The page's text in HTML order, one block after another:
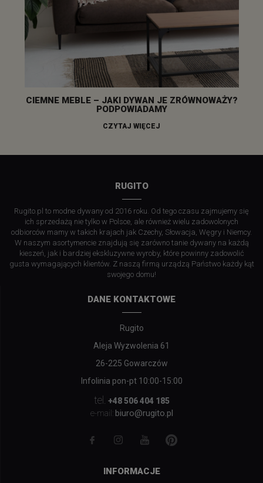
CIEMNE MEBLE – JAKI DYWAN JE ZRÓWNOWAŻY?
PODPOWIADAMY
CZYTAJ WIĘCEJ
RUGITO
Rugito.pl to modne dywany od 2016 roku. Od tego czasu zajmujemy się
ich sprzedażą nie tylko w Polsce, ale również wielu zadowolonych
odbiorców mamy w takich krajach jak Czechy, Słowacja, Węgry i Niemcy.
W naszym asortymencie znajdują się zarówno tanie dywany na każdą
kieszeń, jak i bardziej ekskluzywne wyroby, które powinny zadowolić
gusta wymagających klientów. Z naszą firmą urządzą Państwo każdy kąt
swojego domu!
DANE KONTAKTOWE
Rugito
Aleja Wyzwolenia 61
26-225 Gowarczów
Infolinia pon-pt 10:00-15:00
tel. +48 506 404 185
e-mail: biuro@rugito.pl
INFORMACJE